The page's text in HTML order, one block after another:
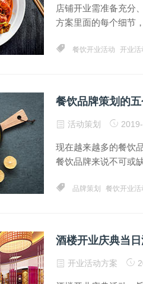
店铺开业需准备充分
方案里面的每个细节
餐饮开业活动 开业活
餐饮品牌策划的
活动策划
现在越来越多的餐饮
餐饮品牌来说不可或
品牌策划 餐饮开业活
酒楼开业庆典当
开业活动方案